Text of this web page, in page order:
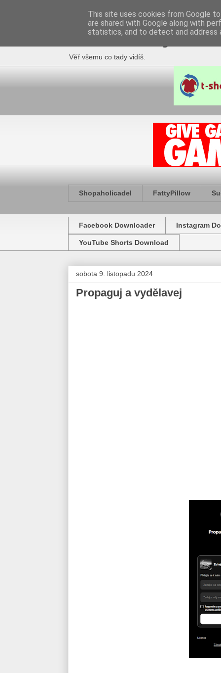
Fakečlánky
Věř všemu co tady vidíš.
Shopaholicadel FattyPillow
Facebook Downloader Instagram
YouTube Shorts Download
sobota 9. listopadu 2024
Propaguj a vydělavej
This site uses cookies from Google
are shared with Google along with
statistics, and to detect and address